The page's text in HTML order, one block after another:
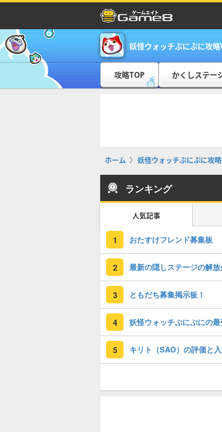
妖怪ウォッチぷにぷに攻
攻略TOP かくしステー
ホーム 妖怪ウォッチぷにぷに攻
ランキング
人気記事
1 おたすけフレンド募集板
2 最新の隠しステージの解
3 ともだち募集掲示板！
4
5 キリト（SAO）の評価と